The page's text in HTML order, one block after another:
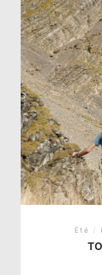
Été /